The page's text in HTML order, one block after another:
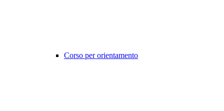
Corso per orientamento